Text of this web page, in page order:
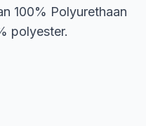
100% Polyurethaan
polyester.